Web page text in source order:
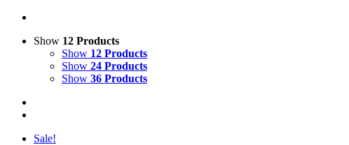
Show 12 Products
Show 12 Products
Show 24 Products
Show 36 Products
Sale!